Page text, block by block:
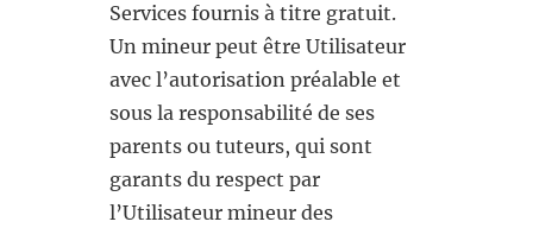
Services fournis à titre gratuit.
Un mineur peut être Utilisateur
avec l’autorisation préalable et
sous la responsabilité de ses
parents ou tuteurs, qui sont
garants du respect par
l’Utilisateur mineur des